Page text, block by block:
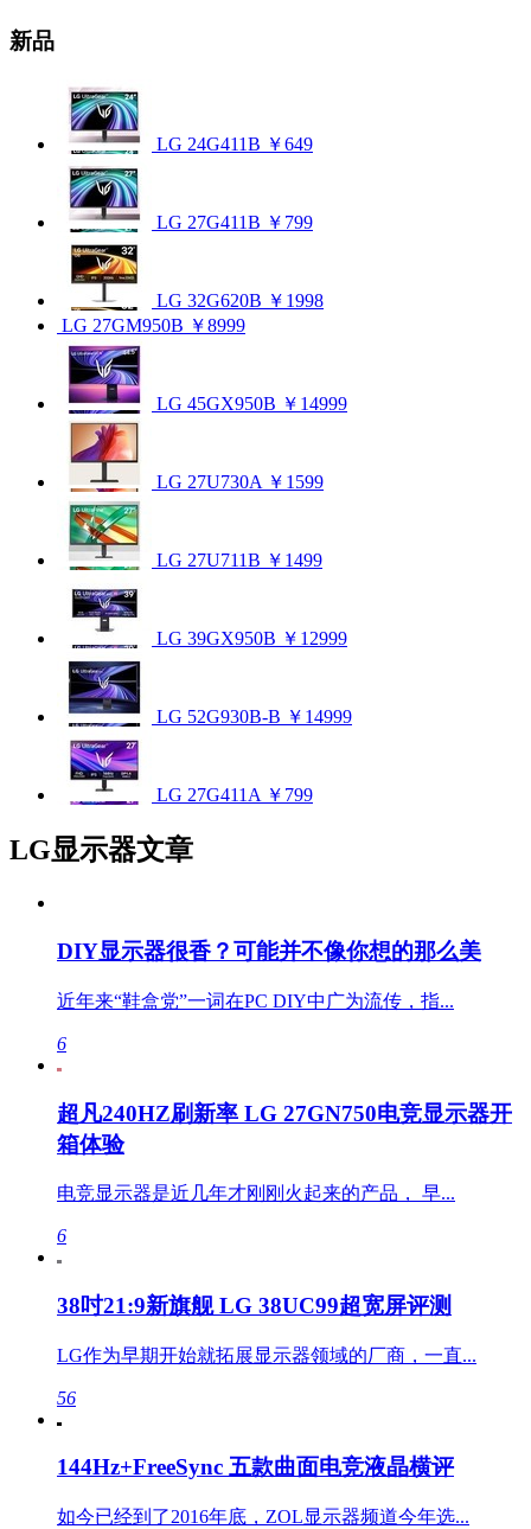
新品
LG 24G411B ￥649
LG 27G411B ￥799
LG 32G620B ￥1998
LG 27GM950B ￥8999
LG 45GX950B ￥14999
LG 27U730A ￥1599
LG 27U711B ￥1499
LG 39GX950B ￥12999
LG 52G930B-B ￥14999
LG 27G411A ￥799
LG显示器文章
DIY显示器很香？可能并不像你想的那么美
近年来“鞋盒党”一词在PC DIY中广为流传，指...
6
超凡240HZ刷新率 LG 27GN750电竞显示器开
箱体验
电竞显示器是近几年才刚刚火起来的产品， 早...
6
38吋21:9新旗舰 LG 38UC99超宽屏评测
LG作为早期开始就拓展显示器领域的厂商，一直...
56
144Hz+FreeSync 五款曲面电竞液晶横评
如今已经到了2016年底，ZOL显示器频道今年选...